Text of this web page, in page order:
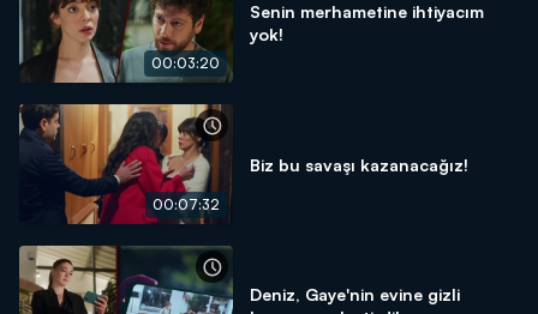
00:03:20
Senin merhametine ihtiyacım
yok!
00:07:32
Biz bu savaşı kazanacağız!
Deniz, Gaye'nin evine gizli